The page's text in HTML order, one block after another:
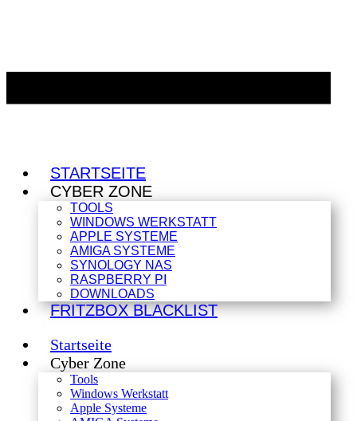
STARTSEITE
CYBER ZONE
TOOLS
WINDOWS WERKSTATT
APPLE SYSTEME
AMIGA SYSTEME
SYNOLOGY NAS
RASPBERRY PI
DOWNLOADS
FRITZBOX BLACKLIST
Startseite
Cyber Zone
Tools
Windows Werkstatt
Apple Systeme